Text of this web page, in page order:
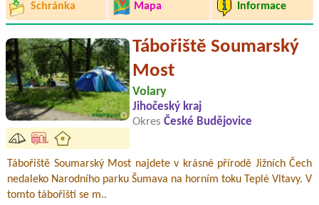
Schránka Mapa Informace
Tábořiště Soumarský
Most
Volary
Jihočeský kraj
Okres České Budějovice
Tábořiště Soumarský Most najdete v krásné přírodě Jižních Čech
nedaleko Narodního parku Šumava na horním toku Teplé Vltavy. V
tomto tábořišti se m..